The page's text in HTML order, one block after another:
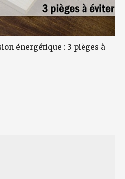
énergétique : 3 pièges à